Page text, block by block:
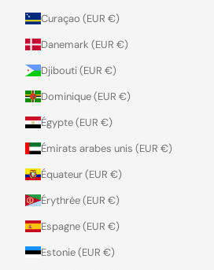
Curaçao (EUR €)
Danemark (EUR €)
Djibouti (EUR €)
Dominique (EUR €)
Égypte (EUR €)
Émirats arabes unis (EUR €)
Équateur (EUR €)
Érythrée (EUR €)
Espagne (EUR €)
Estonie (EUR €)